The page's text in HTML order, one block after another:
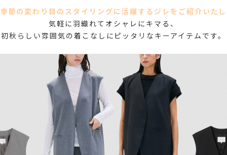
節の変わり目のスタイリングに活躍するジレをご紹介いた
気軽に羽織れてオシャレにキマる、
初秋らしい雰囲気の着こなしにピッタリなキーアイテムです。